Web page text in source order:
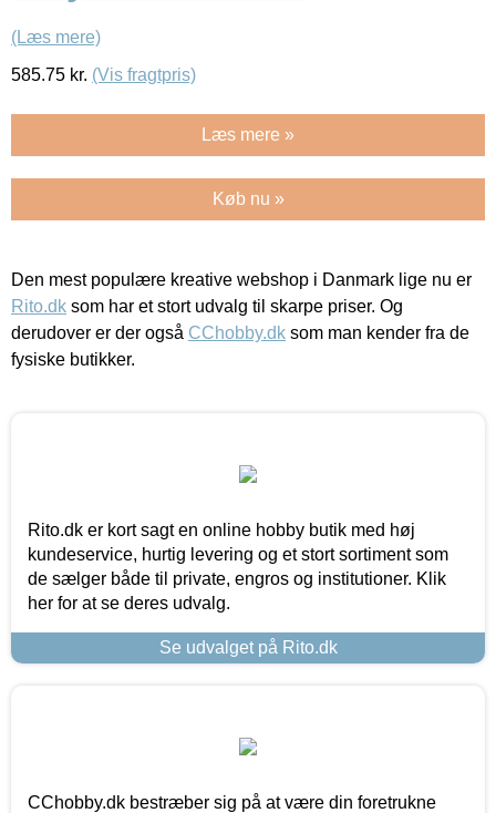
(Læs mere)
585.75 kr. (Vis fragtpris)
Læs mere »
Køb nu »
Den mest populære kreative webshop i Danmark lige nu er
Rito.dk som har et stort udvalg til skarpe priser. Og
derudover er der også CChobby.dk som man kender fra de
fysiske butikker.
Rito.dk er kort sagt en online hobby butik med høj
kundeservice, hurtig levering og et stort sortiment som
de sælger både til private, engros og institutioner. Klik
her for at se deres udvalg.
Se udvalget på Rito.dk
CChobby.dk bestræber sig på at være din foretrukne